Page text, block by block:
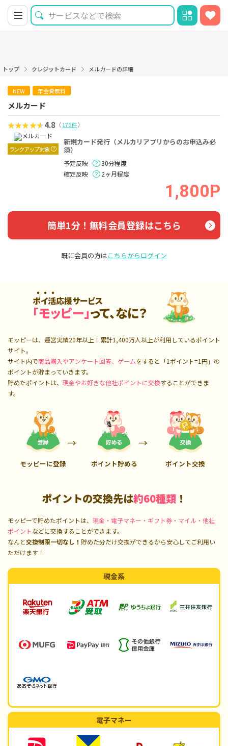
トップ クレジットカード メルカードの詳細
NEW 年会費無料
メルカード
4.8 （176件）
ランクアップ対象
新規カード発行（メルカリアプリからのお申込み必
須）
予定反映
30分程度
確定反映
2ヶ月程度
1,800P
簡単1分！無料会員登録はこちら
既に会員の方はこちらからログイン
ポイ活応援サービス
「モッピー」って、なに？
モッピーは、運営実績20年以上！累計1,400万人以上が利用しているポイント
サイト。
サイト内で商品購入やアンケート回答、ゲームをすると「1ポイント=1円」の
ポイントが貯まっていきます。
貯めたポイントは、 現金やお好きな他社ポイントに交換することができま
す。
モッピーに登録 ポイント貯める ポイント交換
ポイントの交換先は約60種類 ！
モッピーで貯めたポイントは、 現金・電子マネー・ギフト券・マイル・他社
ポイントなどに交換することができます。
なんと交換制限一切なし！ 貯めた分だけ交換ができるから安心してご利用い
ただけます！
現金系
電子マネー